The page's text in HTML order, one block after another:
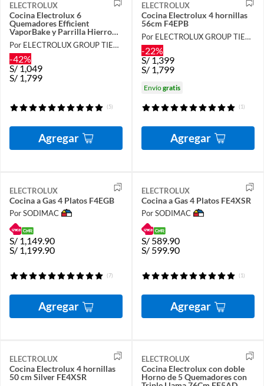
ELECTROLUX
Cocina Electrolux 6
Quemadores Efficient
VaporBake y Parrilla Hierro
Fundido Inox FE6ISR
Por ELECTROLUX GROUP TIENDA OFICIAL
-42%
S/1,049
S/ 1,799
(5)
Agregar
ELECTROLUX
Cocina Electrolux 4 hornillas
56cm F4EPB
Por ELECTROLUX GROUP TIENDA OFICIAL
-22%
S/1,399
S/ 1,799
Envíogratis
(1)
Agregar
ELECTROLUX
Cocina a Gas 4 Platos F4EGB
Por SODIMAC
S/ 1,149.90
S/ 1,199.90
(7)
Agregar
ELECTROLUX
Cocina a Gas 4 Platos FE4XSR
Por SODIMAC
S/ 589.90
S/ 599.90
(1)
Agregar
ELECTROLUX
Cocina Electrolux 4 hornillas
50 cm Silver FE4XSR
ELECTROLUX
Cocina Electrolux con doble
Horno de 5 Quemadores con